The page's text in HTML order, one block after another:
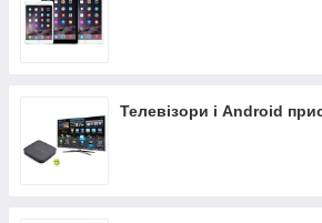
Телевізори і Android